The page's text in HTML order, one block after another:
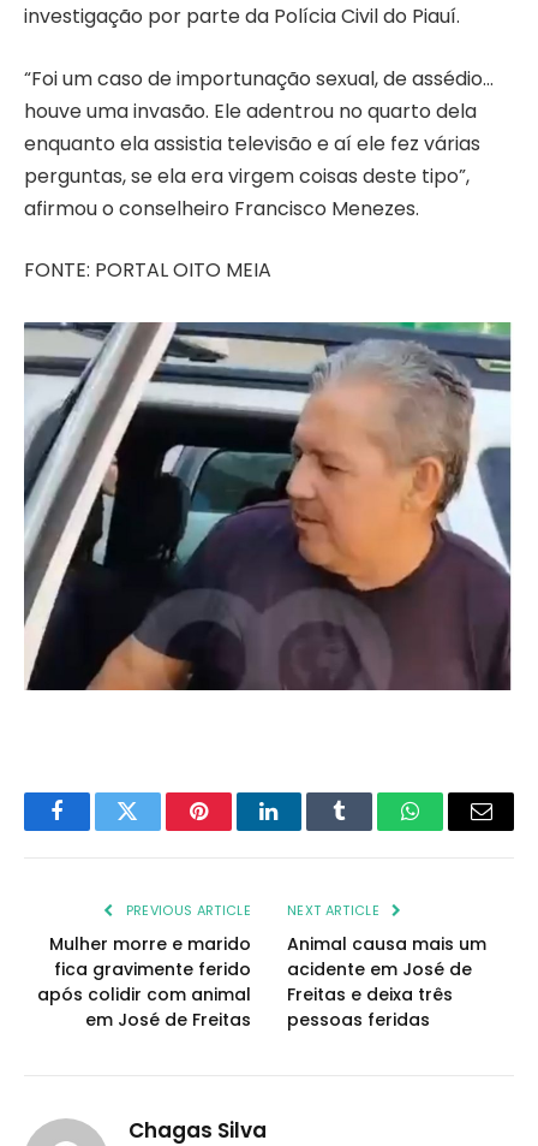
investigação por parte da Polícia Civil do Piauí.
“Foi um caso de importunação sexual, de assédio…
houve uma invasão. Ele adentrou no quarto dela
enquanto ela assistia televisão e aí ele fez várias
perguntas, se ela era virgem coisas deste tipo”,
afirmou o conselheiro Francisco Menezes.
FONTE: PORTAL OITO MEIA
FacebookTwitter PinterestLinkedInTumblr WhatsAppEmail
PREVIOUS ARTICLE
Mulher morre e marido
fica gravimente ferido
após colidir com animal
em José de Freitas
NEXT ARTICLE
Animal causa mais um
acidente em José de
Freitas e deixa três
pessoas feridas
Chagas Silva